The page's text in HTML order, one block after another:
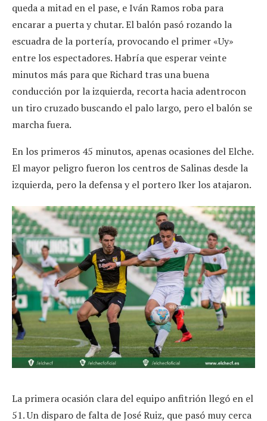
queda a mitad en el pase, e Iván Ramos roba para
encarar a puerta y chutar. El balón pasó rozando la
escuadra de la portería, provocando el primer «Uy»
entre los espectadores. Habría que esperar veinte
minutos más para que Richard tras una buena
conducción por la izquierda, recorta hacia adentrocon
un tiro cruzado buscando el palo largo, pero el balón se
marcha fuera.
En los primeros 45 minutos, apenas ocasiones del Elche.
El mayor peligro fueron los centros de Salinas desde la
izquierda, pero la defensa y el portero Iker los atajaron.
La primera ocasión clara del equipo anfitrión llegó en el
51. Un disparo de falta de José Ruiz, que pasó muy cerca